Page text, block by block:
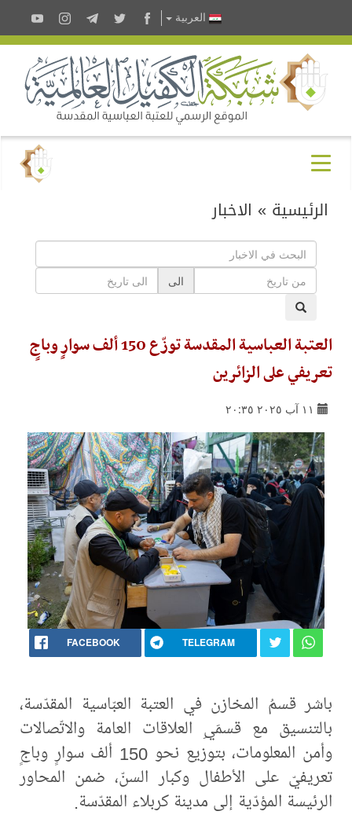
العربية
الرئيسية » الاخبار
الى
العتبة العباسية المقدسة توزّع 150 ألف سوارٍ وباجٍ
تعريفي على الزائرين
١١ آب ٢٠٢٥ ٢٠:٣٥
FACEBOOK TELEGRAM
باشر قسمُ المخازن في العتبة العبّاسية المقدّسة،
بالتنسيق مع قسمَيِ العلاقات العامة والاتّصالات
وأمن المعلومات، بتوزيع نحو 150 ألف سوارٍ وباجٍ
تعريفيّ على الأطفال وكبار السنّ، ضمن المحاور
الرئيسة المؤدّية إلى مدينة كربلاء المقدّسة.